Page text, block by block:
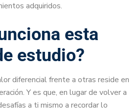
adquiridos.
esta
estudio?
diferencial frente a otras reside en
Y es que, en lugar de volver a
a ti mismo a recordar lo